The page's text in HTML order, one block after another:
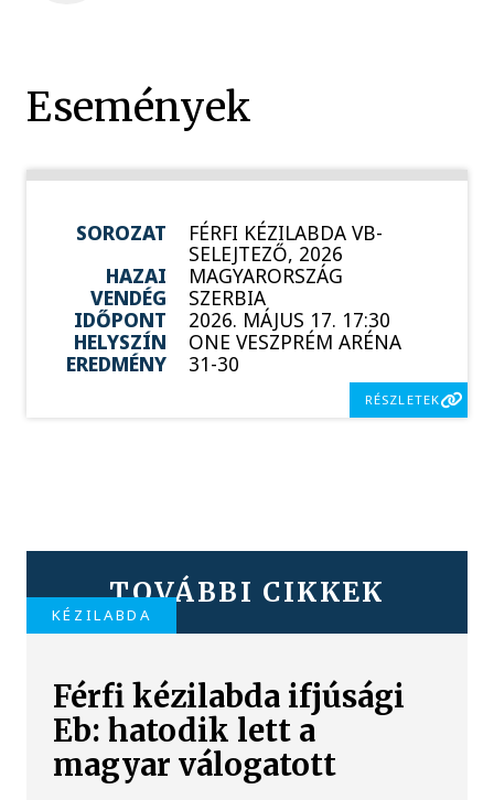
Események
SOROZAT FÉRFI KÉZILABDA VB-
SELEJTEZŐ, 2026
HAZAI
MAGYARORSZÁG
VENDÉG
SZERBIA
IDŐPONT
2026. MÁJUS 17. 17:30
HELYSZÍN
ONE VESZPRÉM ARÉNA
EREDMÉNY
31-30
RÉSZLETEK
TOVÁBBI CIKKEK
KÉZILABDA
Férfi kézilabda ifjúsági
Eb: hatodik lett a
magyar válogatott